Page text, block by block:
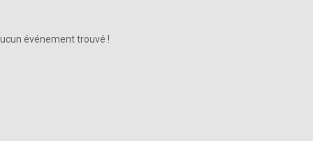
événement trouvé !